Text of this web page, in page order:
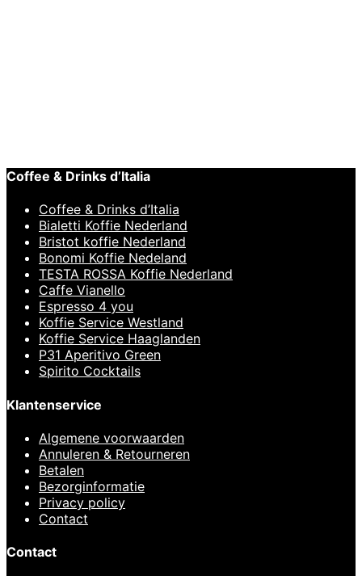
Coffee & Drinks d’Italia
Coffee & Drinks d’Italia
Bialetti Koffie Nederland
Bristot koffie Nederland
Bonomi Koffie Nedeland
TESTA ROSSA Koffie Nederland
Caffe Vianello
Espresso 4 you
Koffie Service Westland
Koffie Service Haaglanden
P31 Aperitivo Green
Spirito Cocktails
Klantenservice
Algemene voorwaarden
Annuleren & Retourneren
Betalen
Bezorginformatie
Privacy policy
Contact
Contact